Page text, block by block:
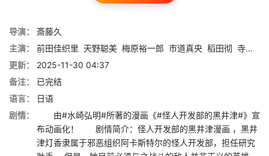
导演：
斎藤久
主演：
前田佳织里 天野聪美 梅原裕一郎 市道真央 稻田彻 寺岛拓笃
更新：
2025-11-30 04:37
备注：
已完结
语言：
日语
剧情：
由#水崎弘明#所著的漫画《#怪人开发部的黑井津#》宣
布动画化！ 剧情简介：怪人开发部的黑井津漫画 ，黑井
津灯香隶属于邪恶组织阿卡斯特尔的怪人开发部，担任研究